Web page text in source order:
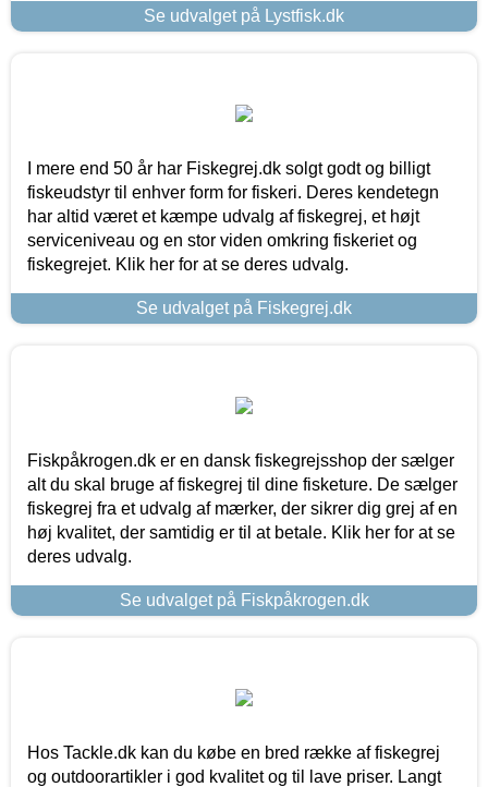
Se udvalget på Lystfisk.dk
I mere end 50 år har Fiskegrej.dk solgt godt og billigt
fiskeudstyr til enhver form for fiskeri. Deres kendetegn
har altid været et kæmpe udvalg af fiskegrej, et højt
serviceniveau og en stor viden omkring fiskeriet og
fiskegrejet. Klik her for at se deres udvalg.
Se udvalget på Fiskegrej.dk
Fiskpåkrogen.dk er en dansk fiskegrejsshop der sælger
alt du skal bruge af fiskegrej til dine fisketure. De sælger
fiskegrej fra et udvalg af mærker, der sikrer dig grej af en
høj kvalitet, der samtidig er til at betale. Klik her for at se
deres udvalg.
Se udvalget på Fiskpåkrogen.dk
Hos Tackle.dk kan du købe en bred række af fiskegrej
og outdoorartikler i god kvalitet og til lave priser. Langt